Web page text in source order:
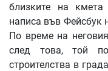
близките на
написа във Фейсбук
По време на
след това, той
строителства в